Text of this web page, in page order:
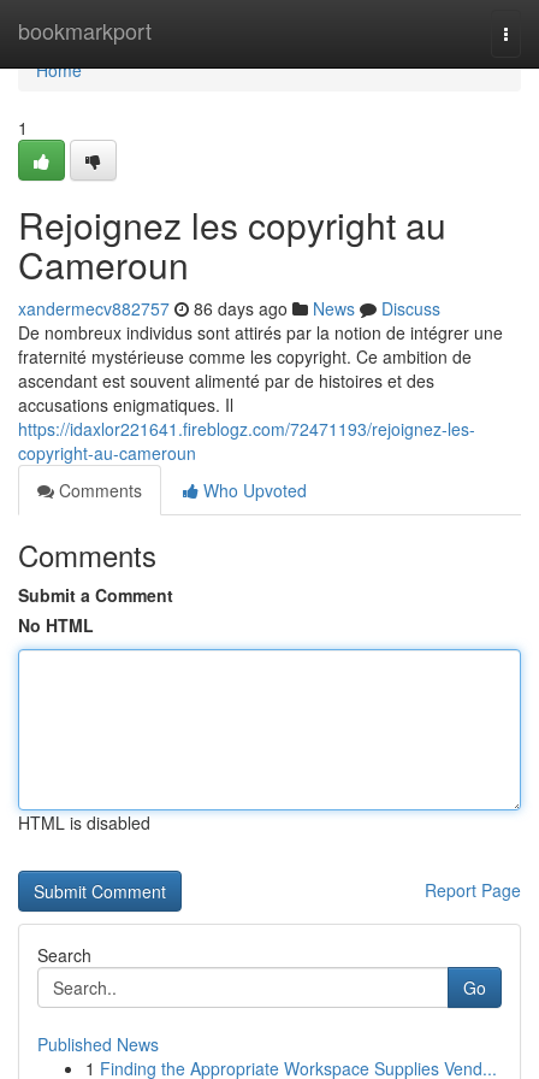
bookmarkport
Home
Home
1
Rejoignez les copyright au
Cameroun
xandermecv882757 86 days ago News
Discuss
De nombreux individus sont attirés par la notion de intégrer une
fraternité mystérieuse comme les copyright. Ce ambition de
ascendant est souvent alimenté par de histoires et des
accusations enigmatiques. Il
https://idaxlor221641.fireblogz.com/72471193/rejoignez-les-
copyright-au-cameroun
Comments
Who Upvoted
Comments
Submit a Comment
No HTML
HTML is disabled
Report Page
Search
Go
Published News
1 Finding the Appropriate Workspace Supplies Vend...